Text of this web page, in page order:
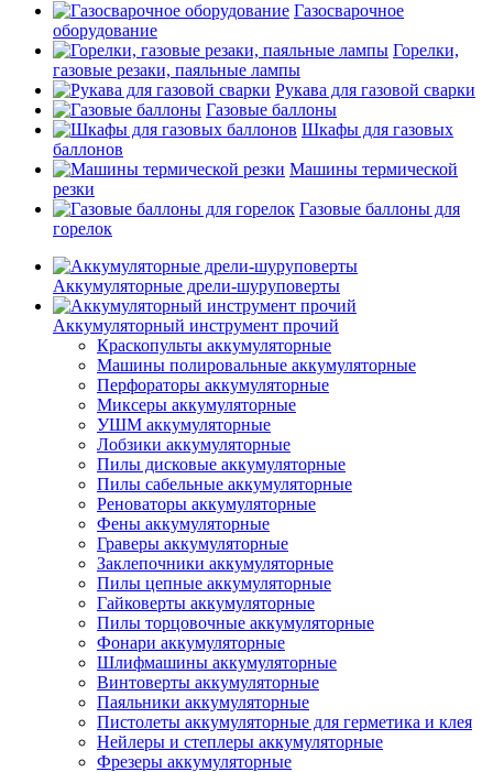
Газосварочное
оборудование
Горелки,
газовые резаки, паяльные лампы
Рукава для газовой сварки
Газовые баллоны
Шкафы для газовых
баллонов
Машины термической
резки
Газовые баллоны для
горелок
Аккумуляторные дрели-шуруповерты
Аккумуляторный инструмент прочий
Краскопульты аккумуляторные
Машины полировальные аккумуляторные
Перфораторы аккумуляторные
Миксеры аккумуляторные
УШМ аккумуляторные
Лобзики аккумуляторные
Пилы дисковые аккумуляторные
Пилы сабельные аккумуляторные
Реноваторы аккумуляторные
Фены аккумуляторные
Граверы аккумуляторные
Заклепочники аккумуляторные
Пилы цепные аккумуляторные
Гайковерты аккумуляторные
Пилы торцовочные аккумуляторные
Фонари аккумуляторные
Шлифмашины аккумуляторные
Винтоверты аккумуляторные
Паяльники аккумуляторные
Пистолеты аккумуляторные для герметика и клея
Нейлеры и степлеры аккумуляторные
Фрезеры аккумуляторные